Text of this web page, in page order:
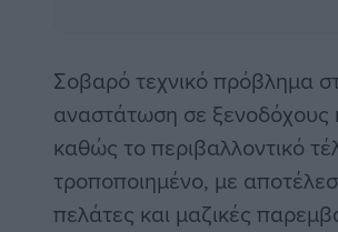
Σοβαρό τεχνικό πρόβλημα
αναστάτωση σε ξενοδόχους
καθώς το περιβαλλοντικό
τροποποιημένο, με
πελάτες και μαζικές